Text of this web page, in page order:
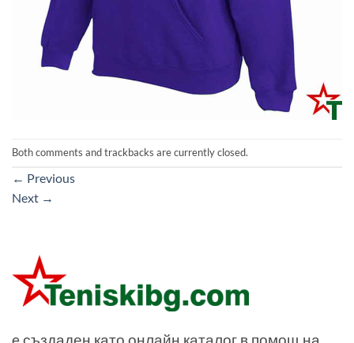
Both comments and trackbacks are currently closed.
← Previous
Next →
e създаден като онлайн каталог в помощ на